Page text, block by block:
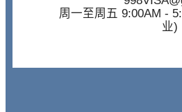
周一至周五 9:00AM -
业)